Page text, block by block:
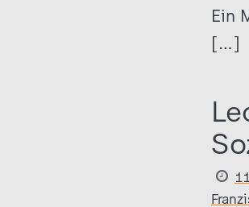
Ein
[…]